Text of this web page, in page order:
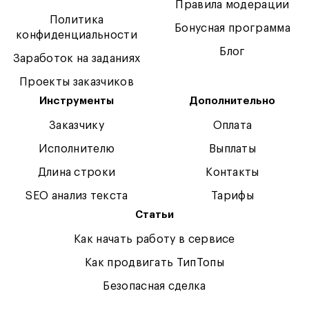
Политика
конфиденциальности
Заработок на заданиях
Проекты заказчиков
Правила модерации
Бонусная программа
Блог
Инструменты
Заказчику
Исполнителю
Длина строки
SEO анализ текста
Дополнительно
Оплата
Выплаты
Контакты
Тарифы
Статьи
Как начать работу в сервисе
Как продвигать ТипТопы
Безопасная сделка